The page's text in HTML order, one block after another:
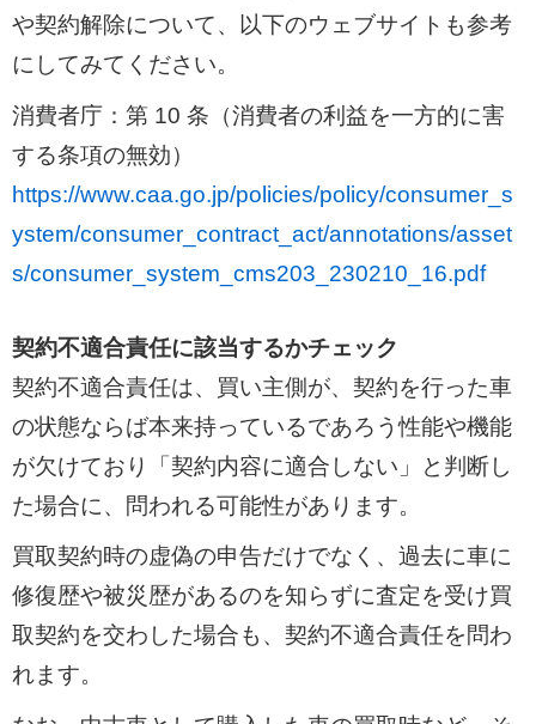
や契約解除について、以下のウェブサイトも参考
にしてみてください。
消費者庁：第 10 条（消費者の利益を一方的に害
する条項の無効）
https://www.caa.go.jp/policies/policy/consumer_s
ystem/consumer_contract_act/annotations/asset
s/consumer_system_cms203_230210_16.pdf
契約不適合責任に該当するかチェック
契約不適合責任は、買い主側が、契約を行った車
の状態ならば本来持っているであろう性能や機能
が欠けており「契約内容に適合しない」と判断し
た場合に、問われる可能性があります。
買取契約時の虚偽の申告だけでなく、過去に車に
修復歴や被災歴があるのを知らずに査定を受け買
取契約を交わした場合も、契約不適合責任を問わ
れます。